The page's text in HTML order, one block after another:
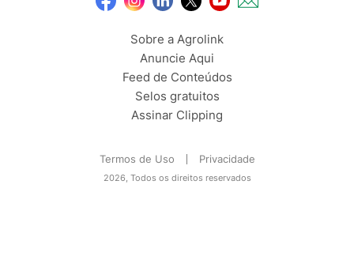
Sobre a Agrolink
Anuncie Aqui
Feed de Conteúdos
Selos gratuitos
Assinar Clipping
Termos de Uso Privacidade
2026, Todos os direitos reservados